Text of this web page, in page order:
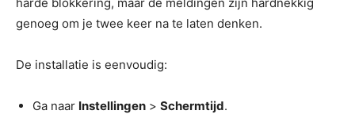
genoeg om je twee keer na te laten denken.
De installatie is eenvoudig:
Ga naar Instellingen > Schermtijd.